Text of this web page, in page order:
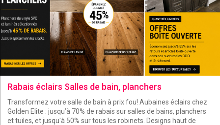
Rabais éclairs Salles de bain, planchers
Transformez votre salle de bain à prix fou! Aubaines éclairs chez
Golden Elite : jusqu’à 70% de rabais sur salles de bains, planchers
et tuiles, et jusqu'à 50% sur tous les robinets. Designs haut de